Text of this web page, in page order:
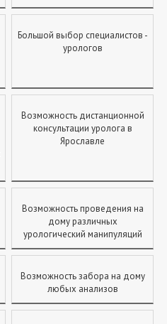
Большой выбор специалистов -
урологов
Возможность дистанционной
консультации уролога в
Ярославле
Возможность проведения на
дому различных
урологический манипуляций
Возможность забора на дому
любых анализов